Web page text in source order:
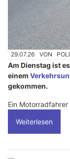
29.07.26 VON
Am Dienstag ist
einem
gekommen.
Ein
Weiterlesen